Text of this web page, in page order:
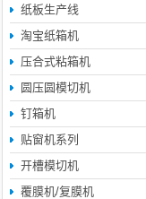
纸板生产线
淘宝纸箱机
压合式粘箱机
圆压圆模切机
钉箱机
贴窗机系列
开槽模切机
覆膜机/复膜机